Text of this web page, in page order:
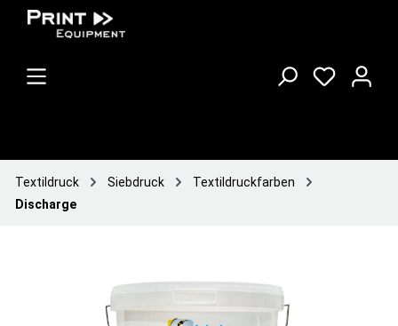
Textildruck Siebdruck
Textildruckfarben
Discharge